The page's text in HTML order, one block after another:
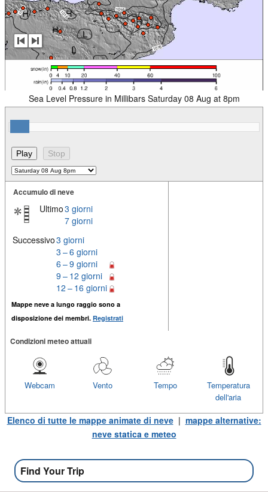
Sea Level Pressure in Millibars Saturday 08 Aug at 8pm
Accumulo di neve
Ultimo3 giorni
7 giorni
Successivo3 giorni
3 – 6 giorni
6 – 9 giorni
9 – 12 giorni
12 – 16 giorni
Mappe neve a lungo raggio sono a
disposizione dei membri. Registrati
Condizioni meteo attuali
Temperatura
dell'aria
Tempo
Vento
Webcam
Elenco di tutte le mappe animate di neve| mappe alternative:
neve statica e meteo
Find Your Trip